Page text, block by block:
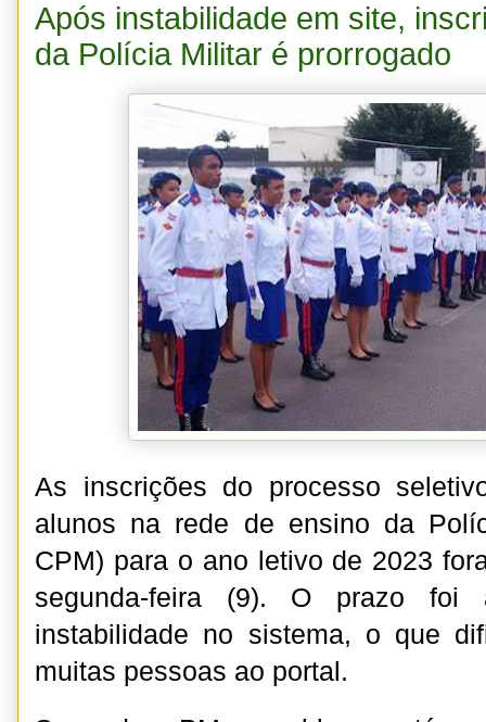
Após instabilidade em site,
da Polícia Militar é prorrogado
As inscrições do processo
alunos na rede de ensino da
CPM) para o ano letivo de 2023
segunda-feira (9). O prazo foi
instabilidade no sistema, o que
muitas pessoas ao portal.